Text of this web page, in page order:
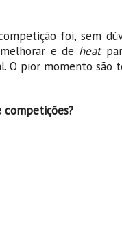
foi, sem
e de heat
O pior momento são